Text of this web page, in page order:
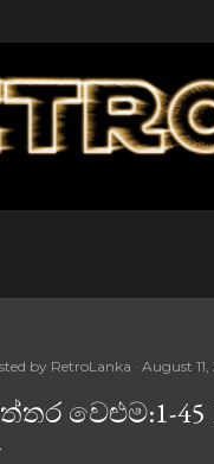
by RetroLanka August 11,
වෙළුම:1-45